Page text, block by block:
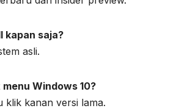
kapan saja?
asli.
Windows 10?
klik kanan versi lama.